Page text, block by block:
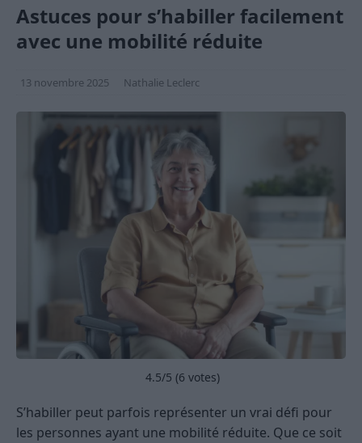
Astuces pour s’habiller facilement
avec une mobilité réduite
13 novembre 2025 Nathalie Leclerc
4.5/5 (6 votes)
S’habiller peut parfois représenter un vrai défi pour
les personnes ayant une mobilité réduite. Que ce soit